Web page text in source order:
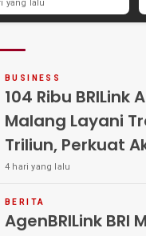
di Pondok
yang lalu
BUSINESS
104 Ribu BRILink
Malang Layani
Triliun, Perkuat
Masyarakat
4 hari yang lalu
BERITA
AgenBRILink BRI